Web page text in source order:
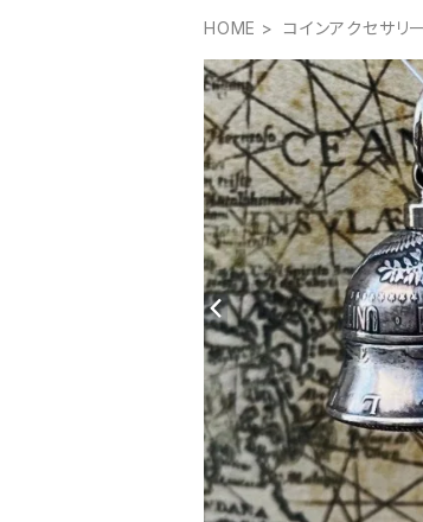
HOME コインアクセサリー